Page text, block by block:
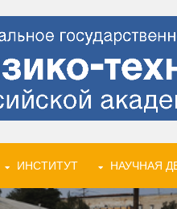
ИНСТИТУТ НАУЧНАЯ